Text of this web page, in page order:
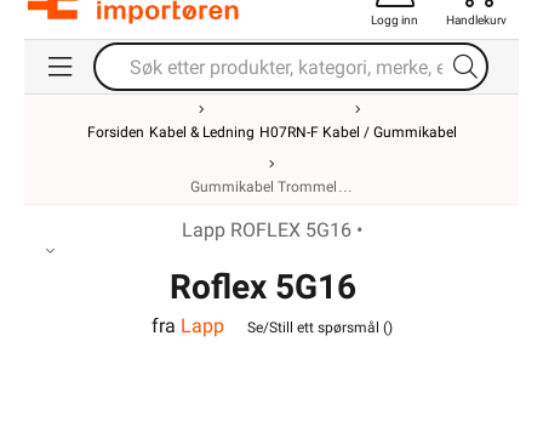
Logg inn Handlekurv
Forsiden Kabel & Ledning H07RN-F Kabel / Gummikabel
Gummikabel Trommel
Lapp ROFLEX 5G16 •
Roflex 5G16
fra Lapp Se/Still ett spørsmål ()